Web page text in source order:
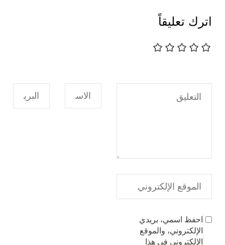
اترك تعليقاً
احفظ اسمي، بريدي
الإلكتروني، والموقع
الإلكتروني في هذا